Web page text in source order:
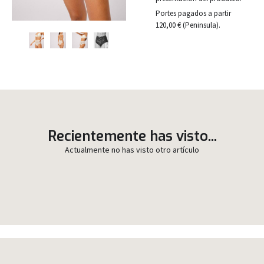
Portes pagados a partir
120,00 € (Peninsula).
Recientemente has visto...
Actualmente no has visto otro artículo